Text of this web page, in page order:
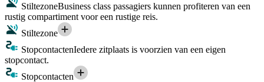
StiltezoneBusiness class passagiers kunnen profiteren van een
rustig compartiment voor een rustige reis.
Stiltezone
StopcontactenIedere zitplaats is voorzien van een eigen
stopcontact.
Stopcontacten